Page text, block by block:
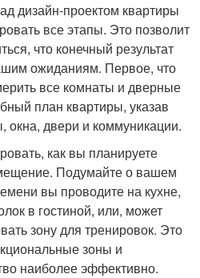
дизайн-проектом квартиры
все этапы. Это позволит
что конечный результат
ожиданиям. Первое, что
все комнаты и дверные
план квартиры, указав
двери и коммуникации.
как вы планируете
Подумайте о вашем
вы проводите на кухне,
в гостиной, или, может
зону для тренировок. Это
зоны и
наиболее эффективно.